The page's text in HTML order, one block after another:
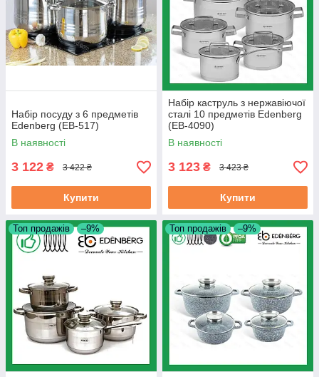
Набір посуду з 6 предметів
Edenberg (EB-517)
В наявності
3 122 ₴ 3 422 ₴
Купити
Набір каструль з нержавіючої
сталі 10 предметів Edenberg
(EB-4090)
В наявності
3 123 ₴ 3 423 ₴
Купити
Топ продажів –9% Топ продажів –9%